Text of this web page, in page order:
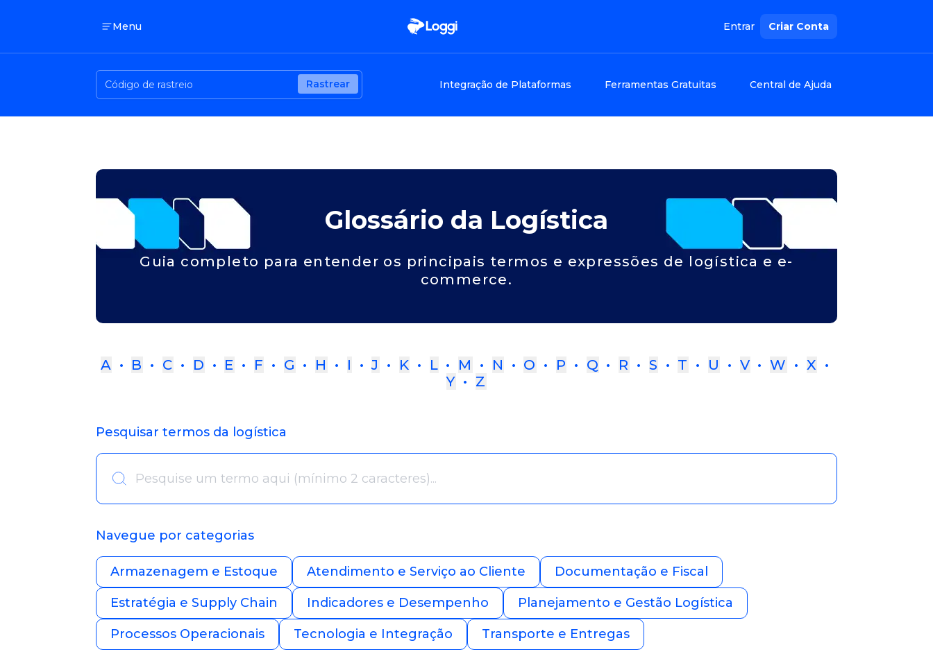
Menu Entrar Criar Conta
Rastrear Integração de Plataformas Ferramentas Gratuitas Central de Ajuda
Glossário da Logística
Guia completo para entender os principais termos e expressões de logística e e-
commerce.
A • B • C • D • E • F • G • H • I • J • K • L • M • N • O • P • Q • R • S • T • U • V • W • X •
Y • Z
Pesquisar termos da logística
Navegue por categorias
Armazenagem e Estoque Atendimento e Serviço ao Cliente Documentação e Fiscal
Estratégia e Supply Chain Indicadores e Desempenho Planejamento e Gestão Logística
Processos Operacionais Tecnologia e Integração Transporte e Entregas